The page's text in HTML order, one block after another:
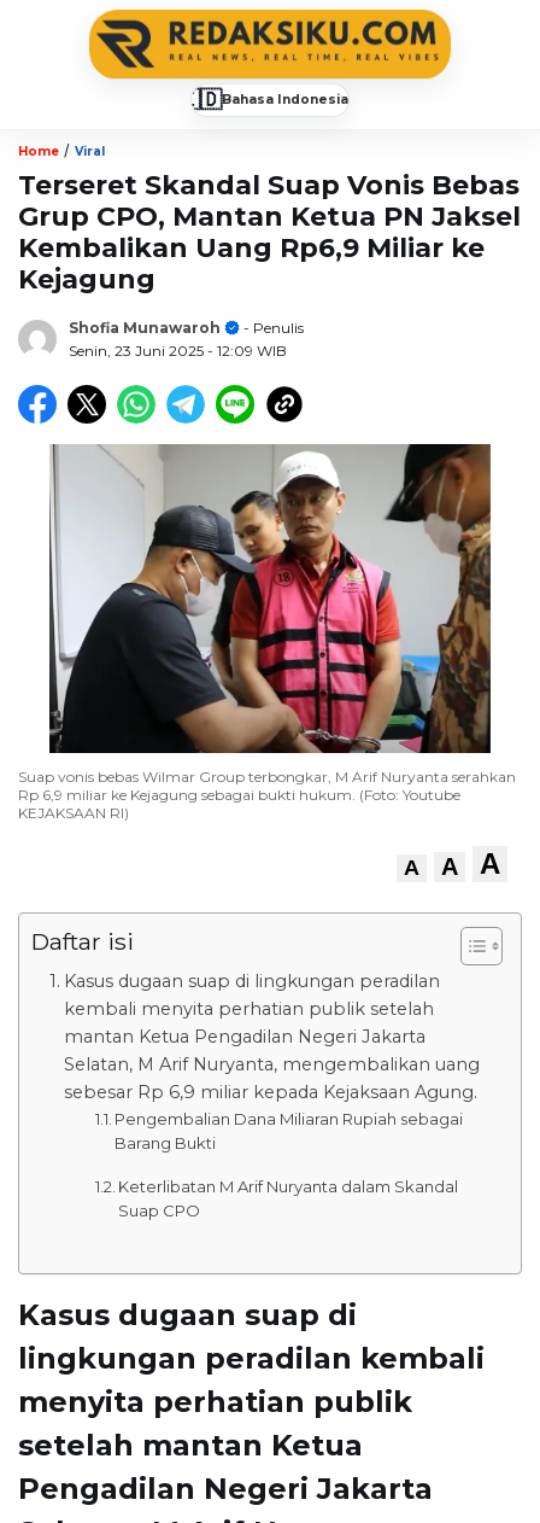
🇮🇩Bahasa Indonesia
Home / Viral
Terseret Skandal Suap Vonis Bebas
Grup CPO, Mantan Ketua PN Jaksel
Kembalikan Uang Rp6,9 Miliar ke
Kejagung
Shofia Munawaroh
- Penulis
Senin, 23 Juni 2025 - 12:09 WIB
Suap vonis bebas Wilmar Group terbongkar, M Arif Nuryanta serahkan
Rp 6,9 miliar ke Kejagung sebagai bukti hukum. (Foto: Youtube
KEJAKSAAN RI)
A A A
Daftar isi
Kasus dugaan suap di lingkungan peradilan
kembali menyita perhatian publik setelah
mantan Ketua Pengadilan Negeri Jakarta
Selatan, M Arif Nuryanta, mengembalikan uang
sebesar Rp 6,9 miliar kepada Kejaksaan Agung.
Pengembalian Dana Miliaran Rupiah sebagai
Barang Bukti
Keterlibatan M Arif Nuryanta dalam Skandal
Suap CPO
Kasus dugaan suap di
lingkungan peradilan kembali
menyita perhatian publik
setelah mantan Ketua
Pengadilan Negeri Jakarta